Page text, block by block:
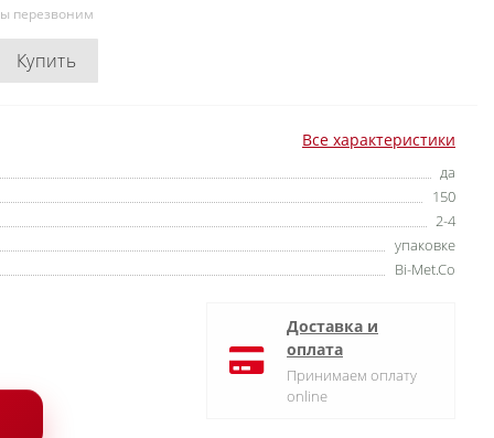
перезвоним
Купить
Все характеристики
да
150
2-4
упаковке
Bi-Met.Co
Доставка и
оплата
Принимаем оплату
online